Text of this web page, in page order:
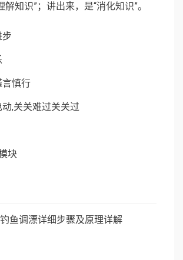
解知识”；讲出来，是“消化知识”。
步
言慎行
,关关难过关关过
块
钓鱼调漂详细步骤及原理详解